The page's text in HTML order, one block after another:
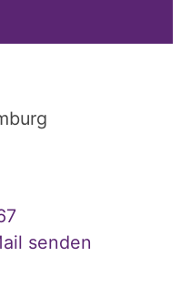
senden